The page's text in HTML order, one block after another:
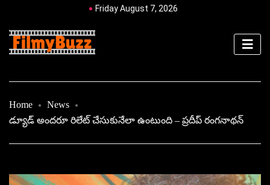
Friday August 7, 2026
Home
News
డ్యూడ్‌ అందరూ రిలేట్ చేసుకునేలా ఉంటుంది – ప్రదీప్ రంగనాథన్